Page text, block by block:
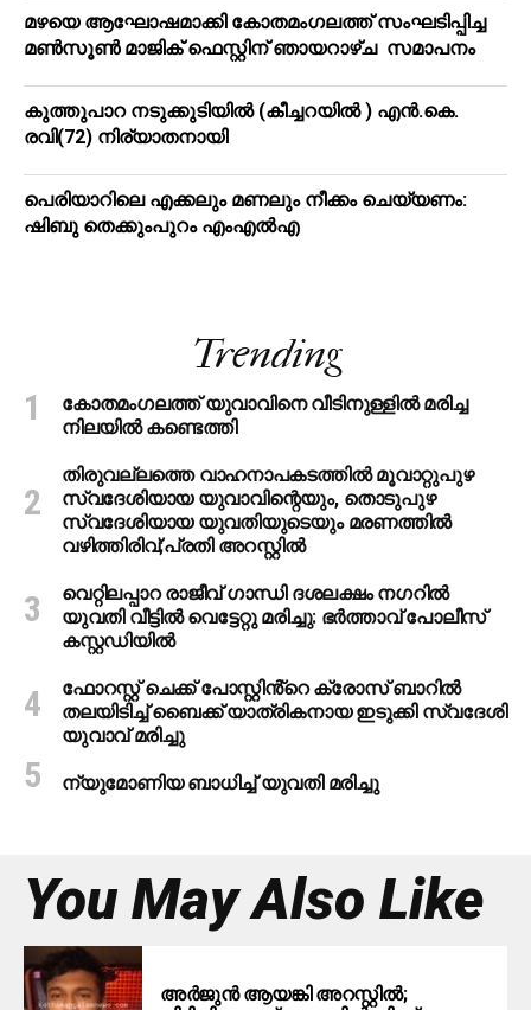
മഴയെ ആഘോഷമാക്കി കോതമംഗലത്ത് സംഘടിപ്പിച്ച
മൺസൂൺ മാജിക് ഫെസ്റ്റിന് ഞായറാഴ്ച സമാപനം
കുത്തുപാറ നടുക്കുടിയിൽ (കീച്ചറയിൽ ) എൻ.കെ.
രവി(72) നിര്യാതനായി
പെരിയാറിലെ എക്കലും മണലും നീക്കം ചെയ്യണം:
ഷിബു തെക്കുംപുറം എംഎൽഎ
Trending
കോതമംഗലത്ത് യുവാവിനെ വീടിനുള്ളിൽ മരിച്ച
നിലയിൽ കണ്ടെത്തി
തിരുവല്ലത്തെ വാഹനാപകടത്തില്‍ മൂവാറ്റുപുഴ
സ്വദേശിയായ യുവാവിന്റെയും, തൊടുപുഴ
സ്വദേശിയായ യുവതിയുടെയും മരണത്തില്‍
വഴിത്തിരിവ്;പ്രതി അറസ്റ്റില്‍
വെറ്റിലപ്പാറ രാജീവ് ഗാന്ധി ദശലക്ഷം നഗറിൽ
യുവതി വീട്ടിൽ വെട്ടേറ്റു മരിച്ചു: ഭർത്താവ് പോലീസ്
കസ്റ്റഡിയിൽ
ഫോറസ്റ്റ് ചെക്ക് പോസ്റ്റിൻ്റെ ക്രോസ് ബാറില്‍
തലയിടിച്ച് ബൈക്ക് യാത്രികനായ ഇടുക്കി സ്വദേശി
യുവാവ് മരിച്ചു
ന്യുമോണിയ ബാധിച്ച് യുവതി മരിച്ചു
You May Also Like
അർജുൻ ആയങ്കി അറസ്റ്റിൽ;